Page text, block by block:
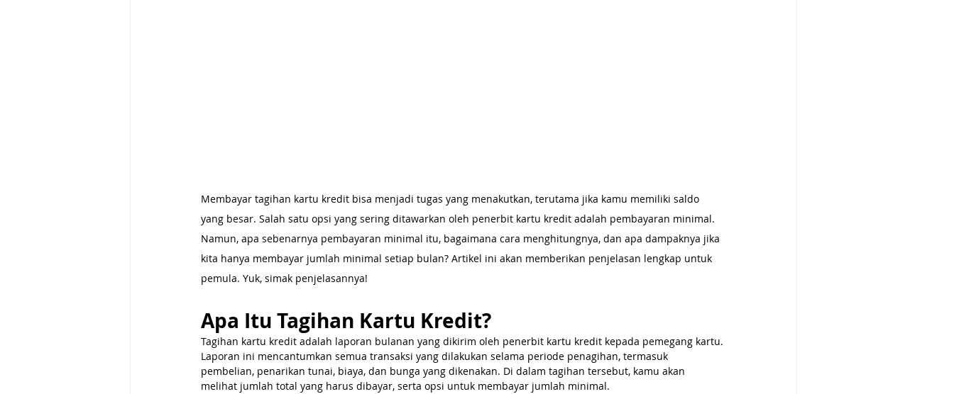
Membayar tagihan kartu kredit bisa menjadi tugas yang menakutkan, terutama jika kamu memiliki saldo
yang besar. Salah satu opsi yang sering ditawarkan oleh penerbit kartu kredit adalah pembayaran minimal.
Namun, apa sebenarnya pembayaran minimal itu, bagaimana cara menghitungnya, dan apa dampaknya jika
kita hanya membayar jumlah minimal setiap bulan? Artikel ini akan memberikan penjelasan lengkap untuk
pemula. Yuk, simak penjelasannya!
Apa Itu Tagihan Kartu Kredit?
Tagihan kartu kredit adalah laporan bulanan yang dikirim oleh penerbit kartu kredit kepada pemegang kartu.
Laporan ini mencantumkan semua transaksi yang dilakukan selama periode penagihan, termasuk
pembelian, penarikan tunai, biaya, dan bunga yang dikenakan. Di dalam tagihan tersebut, kamu akan
melihat jumlah total yang harus dibayar, serta opsi untuk membayar jumlah minimal.